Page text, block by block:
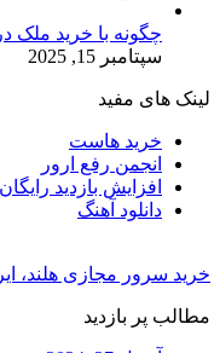
چگونه با خرید ملک
سپتامبر 15, 2025
لینک های مفید
خرید هاست
انجمن رفع ارور
افزایش بازدید رایگان
دانلود آهنگ
خرید سرور مجازی هلند،
مطالب پر بازدید